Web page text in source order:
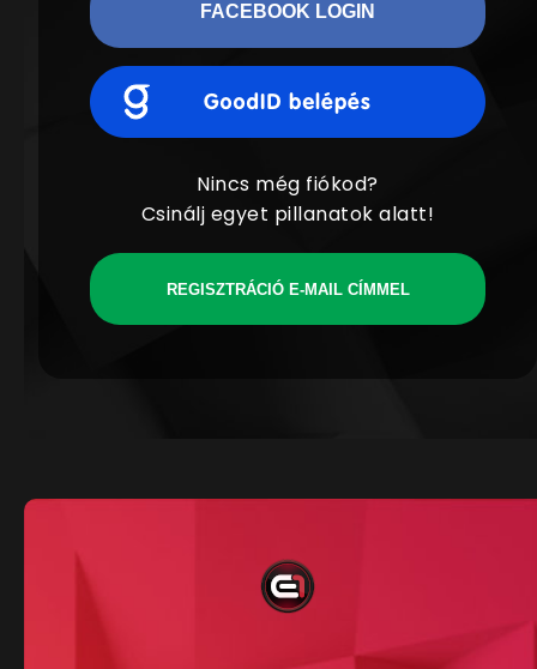
FACEBOOK LOGIN
Nincs még fiókod?
Csinálj egyet pillanatok alatt!
REGISZTRÁCIÓ E-MAIL CÍMMEL